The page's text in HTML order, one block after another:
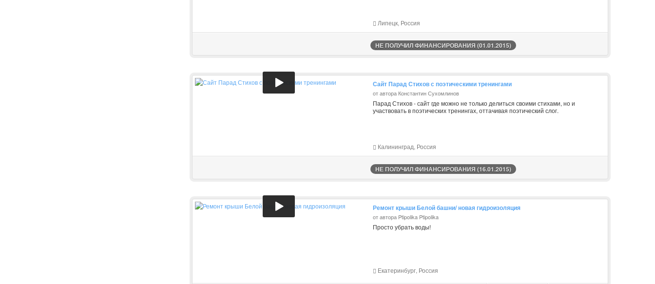
Липецк, Россия
НЕ ПОЛУЧИЛ ФИНАНСИРОВАНИЯ (01.01.2015)
Сайт Парад Стихов с поэтическими тренингами
от автора Константин Сухомлинов
Парад Стихов - сайт где можно не только делиться своими стихами, но и
участвовать в поэтических тренингах, оттачивая поэтический слог.
Калининград, Россия
НЕ ПОЛУЧИЛ ФИНАНСИРОВАНИЯ (16.01.2015)
Ремонт крыши Белой башни/ новая гидроизоляция
от автора Ptipolika Ptipolika
Просто убрать воды!
Екатеринбург, Россия